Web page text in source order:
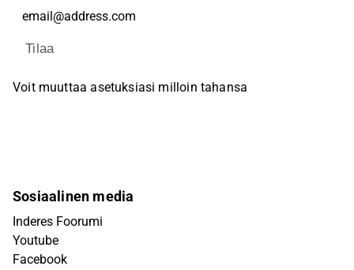
Tilaa
Voit muuttaa asetuksiasi milloin tahansa
Sosiaalinen media
Inderes Foorumi
Youtube
Facebook